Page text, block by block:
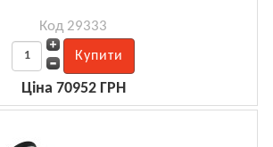
Код 29333
Ціна 70952 ГРН